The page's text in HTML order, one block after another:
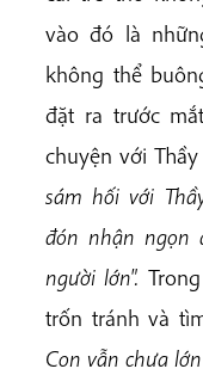
vào đó là
không thể
đặt ra trước
chuyện với
sám hối với Thầ
đón nhận ngọn
người lớn".
trốn tránh và
Con vẫn chưa lớn